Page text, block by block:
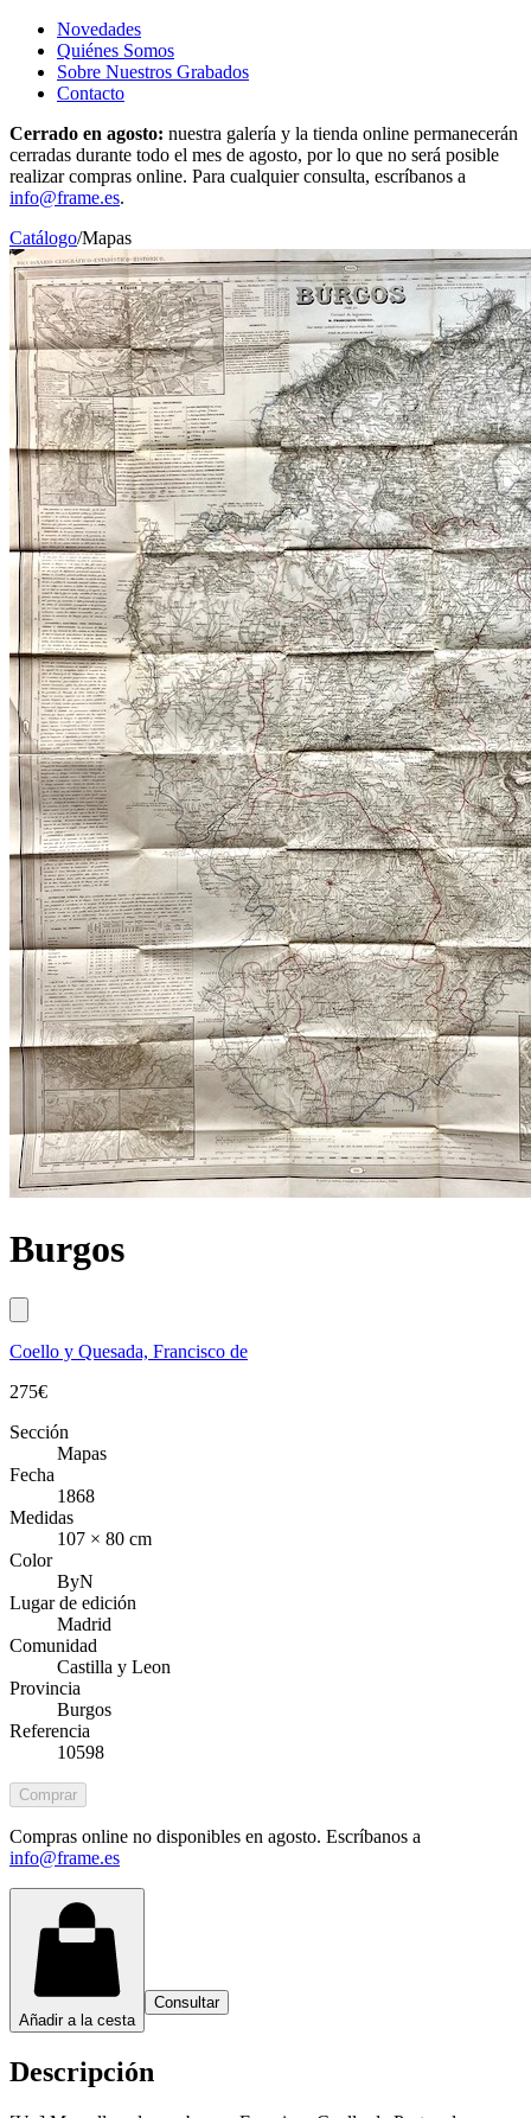
Novedades
Quiénes Somos
Sobre Nuestros Grabados
Contacto
Cerrado en agosto: nuestra galería y la tienda online permanecerán
cerradas durante todo el mes de agosto, por lo que no será posible
realizar compras online. Para cualquier consulta, escríbanos a
info@frame.es.
Catálogo/Mapas
Burgos
Coello y Quesada, Francisco de
275€
Sección
Mapas
Fecha
1868
Medidas
107 × 80 cm
Color
ByN
Lugar de edición
Madrid
Comunidad
Castilla y Leon
Provincia
Burgos
Referencia
10598
Comprar
Compras online no disponibles en agosto. Escríbanos a
info@frame.es
Añadir a la cesta
Consultar
Descripción